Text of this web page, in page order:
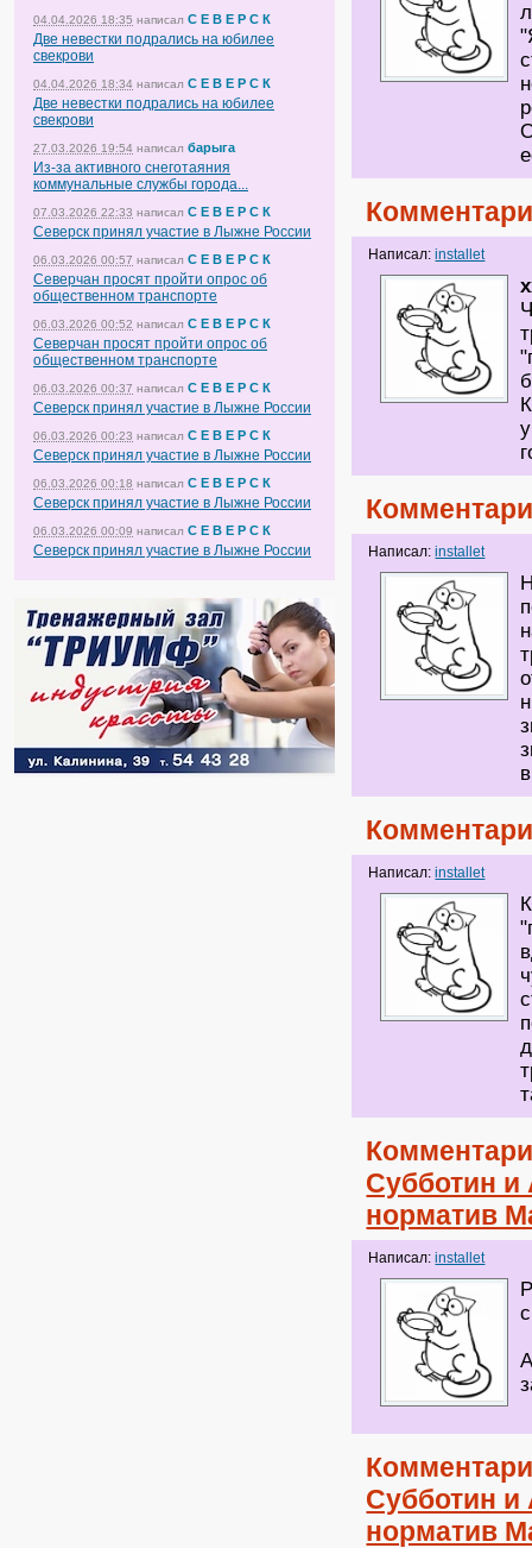
04.04.2026 18:35 написал С Е В Е Р С К
Две невестки подрались на юбилее
свекрови
04.04.2026 18:34 написал С Е В Е Р С К
Две невестки подрались на юбилее
свекрови
27.03.2026 19:54 написал барыга
Из-за активного снеготаяния
коммунальные службы города...
07.03.2026 22:33 написал С Е В Е Р С К
Северск принял участие в Лыжне России
06.03.2026 00:57 написал С Е В Е Р С К
Северчан просят пройти опрос об
общественном транспорте
06.03.2026 00:52 написал С Е В Е Р С К
Северчан просят пройти опрос об
общественном транспорте
06.03.2026 00:37 написал С Е В Е Р С К
Северск принял участие в Лыжне России
06.03.2026 00:23 написал С Е В Е Р С К
Северск принял участие в Лыжне России
06.03.2026 00:18 написал С Е В Е Р С К
Северск принял участие в Лыжне России
06.03.2026 00:09 написал С Е В Е Р С К
Северск принял участие в Лыжне России
Написал:installet
Написал:installet
Написал:installet
Субботин
норматив
Написал:installet
Субботин
норматив